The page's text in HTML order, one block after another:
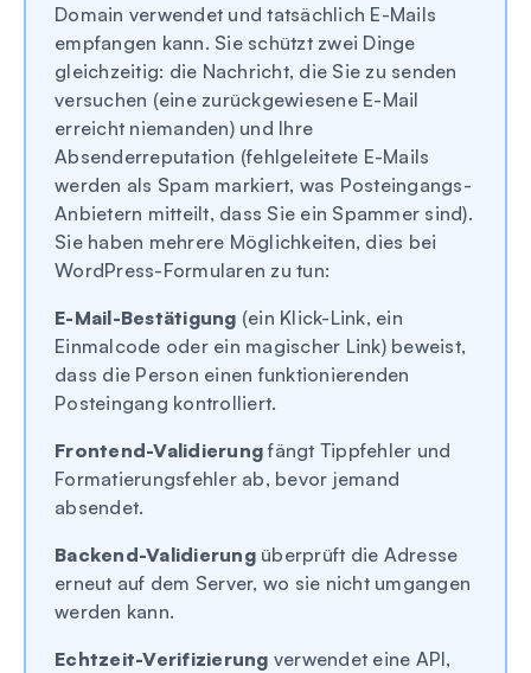
Domain verwendet und tatsächlich E-Mails
empfangen kann. Sie schützt zwei Dinge
gleichzeitig: die Nachricht, die Sie zu senden
versuchen (eine zurückgewiesene E-Mail
erreicht niemanden) und Ihre
Absenderreputation (fehlgeleitete E-Mails
werden als Spam markiert, was Posteingangs-
Anbietern mitteilt, dass Sie ein Spammer sind).
Sie haben mehrere Möglichkeiten, dies bei
WordPress-Formularen zu tun:
E-Mail-Bestätigung (ein Klick-Link, ein
Einmalcode oder ein magischer Link) beweist,
dass die Person einen funktionierenden
Posteingang kontrolliert.
Frontend-Validierungfängt Tippfehler und
Formatierungsfehler ab, bevor jemand
absendet.
Backend-Validierungüberprüft die Adresse
erneut auf dem Server, wo sie nicht umgangen
werden kann.
Echtzeit-Verifizierung verwendet eine API,